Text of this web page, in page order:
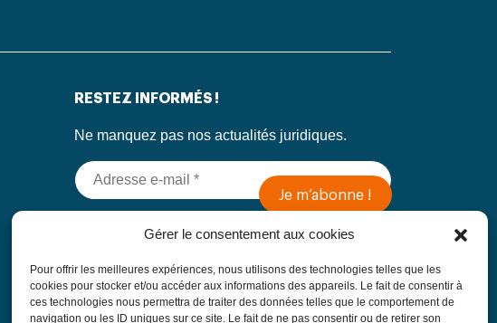
Gérer le consentement aux cookies
Pour offrir les meilleures expériences, nous utilisons des technologies telles que les
cookies pour stocker et/ou accéder aux informations des appareils. Le fait de consentir à
ces technologies nous permettra de traiter des données telles que le comportement de
navigation ou les ID uniques sur ce site. Le fait de ne pas consentir ou de retirer son
RESTEZ INFORMÉS !
Ne manquez pas nos actualités juridiques.
En soumettant ce formulaire, j’accepte que mes
le cadre de ma demande, conformément à la
politique de confidentialité du Cabinet